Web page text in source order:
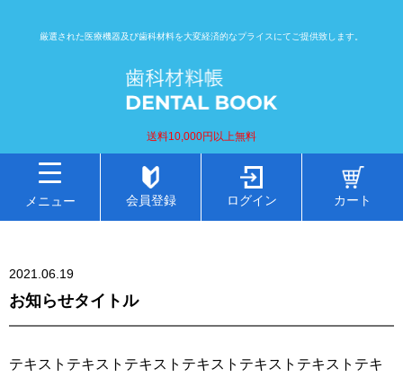
厳選された医療機器及び歯科材料を大変経済的なプライスにてご提供致します。
送料10,000円以上無料
メニュー 会員登録 ログイン カート
2021.06.19
お知らせタイトル
テキストテキストテキストテキストテキストテキストテキ